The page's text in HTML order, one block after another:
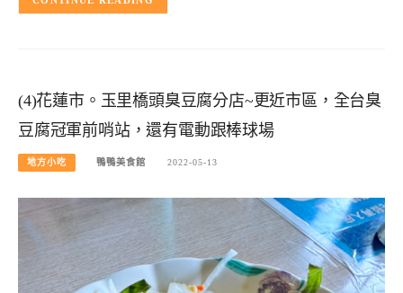
(4)花蓮市。玉里橋頭臭豆腐分店~更近市區，全台臭
豆腐冠軍前哨站，還有電動跟棒球場
地方小吃 鴨鴨美食館 2022-05-13